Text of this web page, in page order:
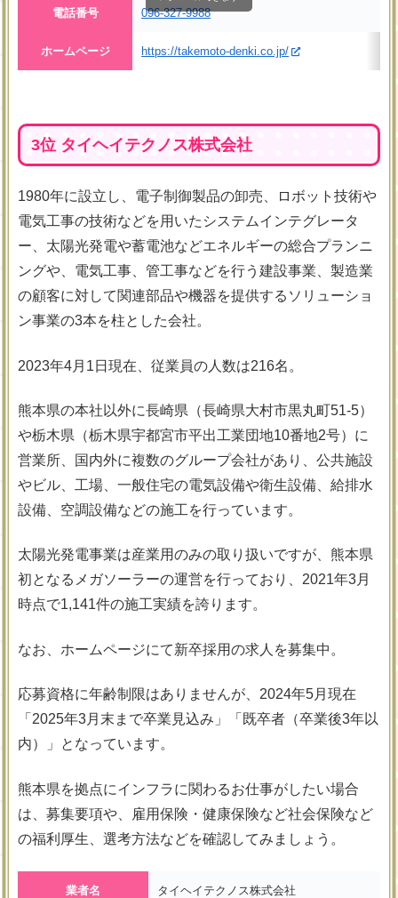
電話番号 096-327-9988
ホームページ https://takemoto-denki.co.jp/
3位 タイヘイテクノス株式会社
1980年に設立し、電子制御製品の卸売、ロボット技術や
電気工事の技術などを用いたシステムインテグレータ
ー、太陽光発電や蓄電池などエネルギーの総合プランニ
ングや、電気工事、管工事などを行う建設事業、製造業
の顧客に対して関連部品や機器を提供するソリューショ
ン事業の3本を柱とした会社。
2023年4月1日現在、従業員の人数は216名。
熊本県の本社以外に長崎県（長崎県大村市黒丸町51-5）
や栃木県（栃木県宇都宮市平出工業団地10番地2号）に
営業所、国内外に複数のグループ会社があり、公共施設
やビル、工場、一般住宅の電気設備や衛生設備、給排水
設備、空調設備などの施工を行っています。
太陽光発電事業は産業用のみの取り扱いですが、熊本県
初となるメガソーラーの運営を行っており、2021年3月
時点で1,141件の施工実績を誇ります。
なお、ホームページにて新卒採用の求人を募集中。
応募資格に年齢制限はありませんが、2024年5月現在
「2025年3月末まで卒業見込み」「既卒者（卒業後3年以
内）」となっています。
熊本県を拠点にインフラに関わるお仕事がしたい場合
は、募集要項や、雇用保険・健康保険など社会保険など
の福利厚生、選考方法などを確認してみましょう。
業者名 タイヘイテクノス株式会社